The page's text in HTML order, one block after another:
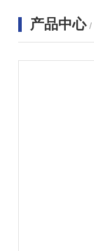
产品中心 /